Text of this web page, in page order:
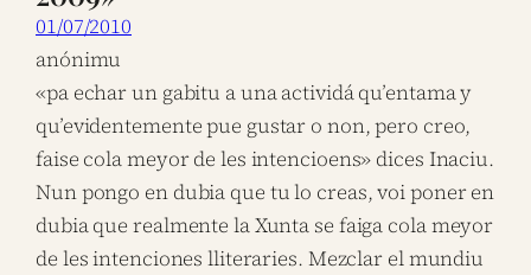
01/07/2010
anónimu
«pa echar un gabitu a una actividá qu’entama y
qu’evidentemente pue gustar o non, pero creo,
faise cola meyor de les intencioens» dices Inaciu.
Nun pongo en dubia que tu lo creas, voi poner en
dubia que realmente la Xunta se faiga cola meyor
de les intenciones lliteraries. Mezclar el mundiu